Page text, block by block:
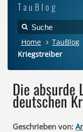
TauBlog
Home TauBlog
Kriegstreiber
Die absurde
deutschen
Geschrieben von: